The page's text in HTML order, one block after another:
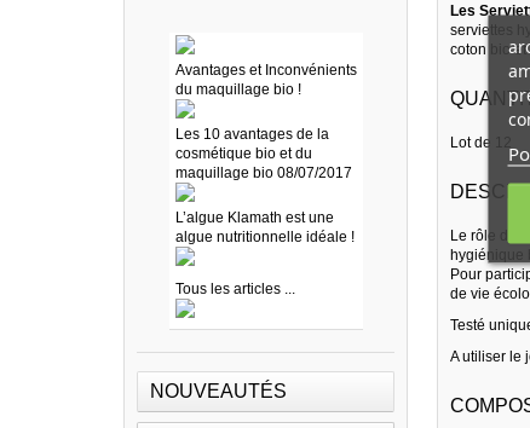
Avantages et Inconvénients
du maquillage bio !
Les 10 avantages de la
cosmétique bio et du
maquillage bio 08/07/2017
L’algue Klamath est une
algue nutritionnelle idéale !
Tous les articles ...
NOUVEAUTÉS
Les
serviettes
coton bio
Lot de 12
Le rôle de
hygiénique
Pour
de vie
Testé
A utiliser le